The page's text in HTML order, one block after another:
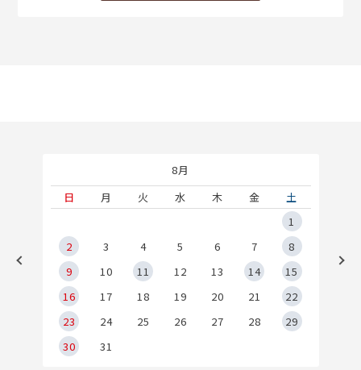
8月
日
月 火 水 木 金
土
1
2
3 4 5 6 7
8
9
10 11 12 13 14
15
16
17 18 19 20 21
22
23
24 25 26 27 28
29
30
31